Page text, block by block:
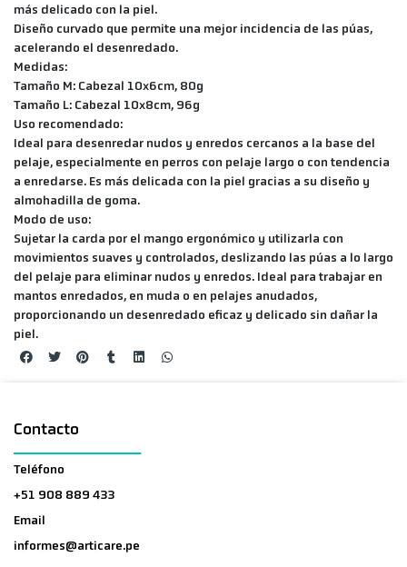
más delicado con la piel.
Diseño curvado que permite una mejor incidencia de las púas,
acelerando el desenredado.
Medidas:
Tamaño M: Cabezal 10x6cm, 80g
Tamaño L: Cabezal 10x8cm, 96g
Uso recomendado:
Ideal para desenredar nudos y enredos cercanos a la base del
pelaje, especialmente en perros con pelaje largo o con tendencia
a enredarse. Es más delicada con la piel gracias a su diseño y
almohadilla de goma.
Modo de uso:
Sujetar la carda por el mango ergonómico y utilizarla con
movimientos suaves y controlados, deslizando las púas a lo largo
del pelaje para eliminar nudos y enredos. Ideal para trabajar en
mantos enredados, en muda o en pelajes anudados,
proporcionando un desenredado eficaz y delicado sin dañar la
piel.
Contacto
Teléfono
+51 908 889 433
Email
informes@articare.pe